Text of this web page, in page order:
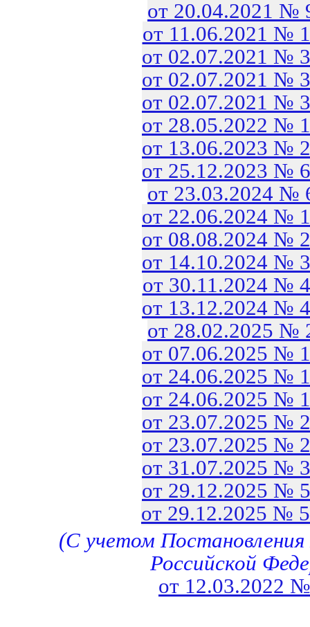
от 20.04.2021 №
от 11.06.2021 №
от 02.07.2021 №
от 02.07.2021 №
от 02.07.2021 №
от 28.05.2022 №
от 13.06.2023 №
от 25.12.2023 №
от 23.03.2024 №
от 22.06.2024 №
от 08.08.2024 №
от 14.10.2024 №
от 30.11.2024 №
от 13.12.2024 №
от 28.02.2025 №
от 07.06.2025 №
от 24.06.2025 №
от 24.06.2025 №
от 23.07.2025 №
от 23.07.2025 №
от 31.07.2025 №
от 29.12.2025 №
от 29.12.2025 №
(С учетом
Российской
от 12.03.2022